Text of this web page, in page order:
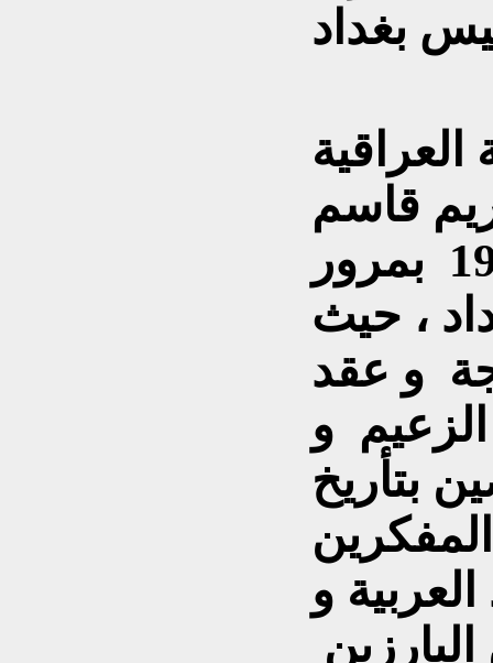
قاسم
أول من أحتفل عام 1962 بمرور
، حيث
و عقد
و
بتأريخ
العربية و